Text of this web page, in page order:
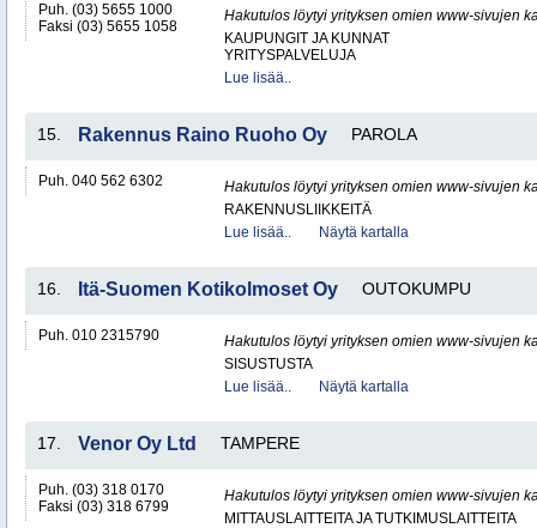
Puh. (03) 5655 1000
Faksi (03) 5655 1058
Hakutulos löytyi yrityksen omien www-sivujen
KAUPUNGIT JA KUNNAT
YRITYSPALVELUJA
Lue lisää..
15. Rakennus Raino Ruoho Oy PAROLA
Puh. 040 562 6302
Hakutulos löytyi yrityksen omien www-sivujen
RAKENNUSLIIKKEITÄ
Lue lisää..
Näytä kartalla
16. Itä-Suomen Kotikolmoset Oy OUTOKUMPU
Puh. 010 2315790
Hakutulos löytyi yrityksen omien www-sivujen
SISUSTUSTA
Lue lisää..
Näytä kartalla
17. Venor Oy Ltd TAMPERE
Puh. (03) 318 0170
Faksi (03) 318 6799
Hakutulos löytyi yrityksen omien www-sivujen
MITTAUSLAITTEITA JA TUTKIMUSLAITTEITA